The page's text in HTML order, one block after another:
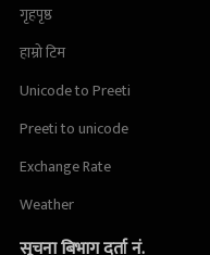
गृहपृष्ठ
हाम्रो टिम
Unicode to Preeti
Preeti to unicode
Exchange Rate
Weather
सूचना बिभाग दर्ता नं.